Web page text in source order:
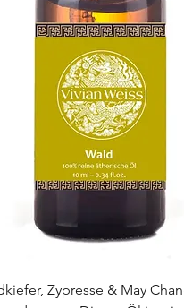
Zypresse & May